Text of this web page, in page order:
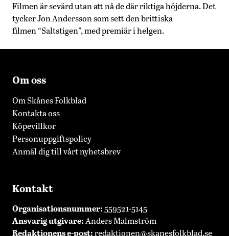
Filmen är sevärd utan att nå de där riktiga höjderna. Det
tycker Jon Andersson som sett den brittiska
filmen “Saltstigen”, med premiär i helgen.
Om oss
Om Skånes Folkblad
Kontakta oss
Köpevillkor
Personuppgiftspolicy
Anmäl dig till vårt nyhetsbrev
Kontakt
Organisationsnummer:559521-5145
Ansvarig utgivare:Anders Malmström
Redaktionense-post:redaktionen@skanesfolkblad.se